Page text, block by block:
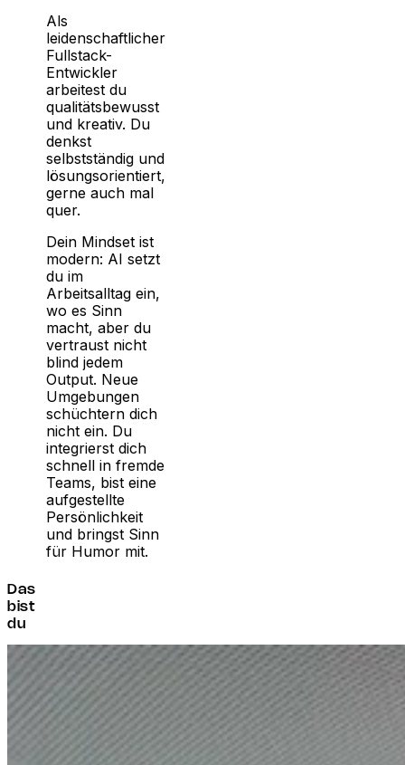
Als
leidenschaftlicher
Fullstack-
Entwickler
arbeitest du
qualitätsbewusst
und kreativ. Du
denkst
selbstständig und
lösungsorientiert,
gerne auch mal
quer.
Dein Mindset ist
modern: AI setzt
du im
Arbeitsalltag ein,
wo es Sinn
macht, aber du
vertraust nicht
blind jedem
Output. Neue
Umgebungen
schüchtern dich
nicht ein. Du
integrierst dich
schnell in fremde
Teams, bist eine
aufgestellte
Persönlichkeit
und bringst Sinn
für Humor mit.
Das
bist
du